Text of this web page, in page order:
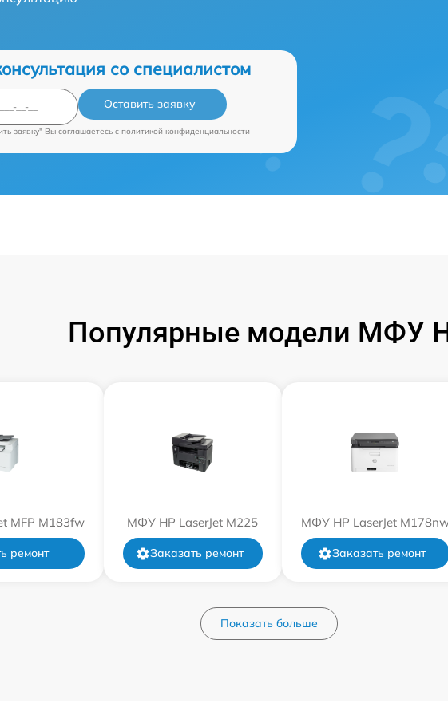
со специалистом
Оставить заявку
заявку" Вы соглашаетесь c политикой конфиденциальности
Популярные модели МФУ
MFP M183fw
ремонт
МФУ HP LaserJet M225
Заказать ремонт
МФУ HP LaserJet
Заказать ремонт
Показать больше